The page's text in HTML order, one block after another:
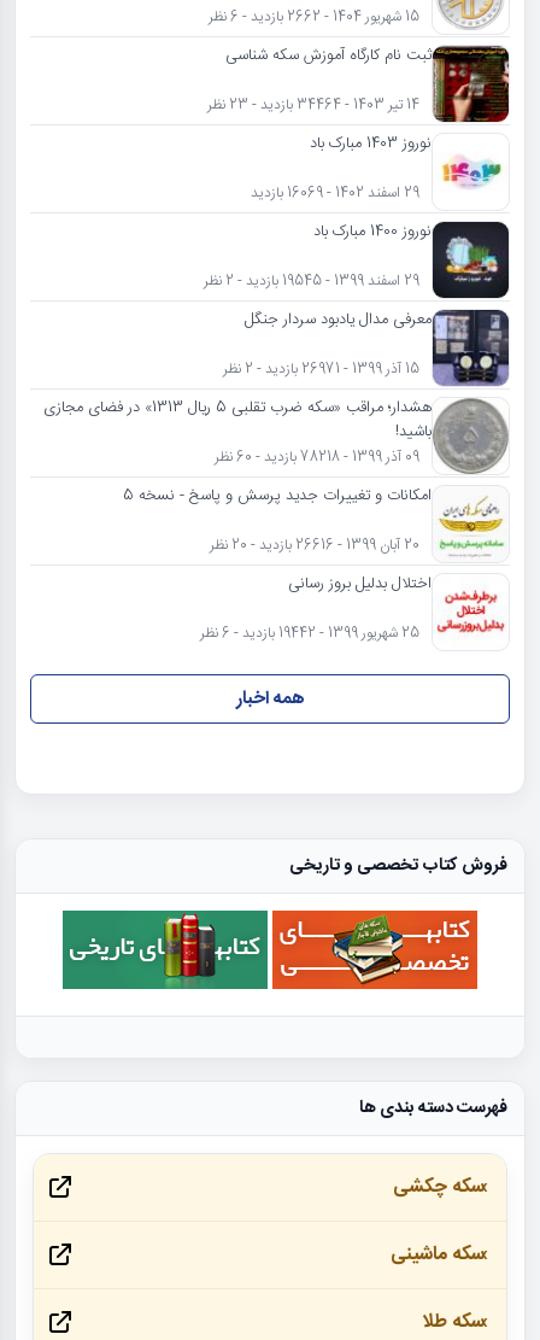
15 شهریور 1404 - 2662 بازدید - 6 نظر
ثبت نام کارگاه آموزش سکه شناسی
14 تیر 1403 - 34464 بازدید - 23 نظر
نوروز 1403 مبارک باد
29 اسفند 1402 - 16069 بازدید
نوروز 1400 مبارک باد
29 اسفند 1399 - 19545 بازدید - 2 نظر
معرفی مدال یادبود سردار جنگل
15 آذر 1399 - 26971 بازدید - 2 نظر
هشدار؛ مراقب «سکه ضرب تقلبی 5 ریال 1313» در فضای مجازی
باشید!
09 آذر 1399 - 78218 بازدید - 60 نظر
امکانات و تغییرات جدید پرسش و پاسخ - نسخه 5
20 آبان 1399 - 26616 بازدید - 20 نظر
اختلال بدلیل بروز رسانی
25 شهریور 1399 - 19442 بازدید - 6 نظر
همه اخبار
فروش کتاب تخصصی و تاریخی
فهرست دسته بندی ها
سکه چکشی
سکه ماشینی
سکه طلا